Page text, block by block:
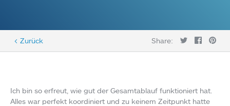
< Zurück Share:
Ich bin so erfreut, wie gut der Gesamtablauf funktioniert hat.
Alles war perfekt koordiniert und zu keinem Zeitpunkt hatte